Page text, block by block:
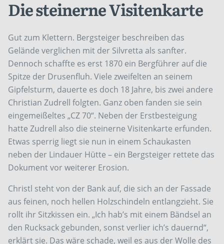
Die steinerne Visitenkarte
Gut zum Klettern. Bergsteiger beschreiben das
Gelände verglichen mit der Silvretta als sanfter.
Dennoch schaffte es erst 1870 ein Bergführer auf die
Spitze der Drusenfluh. Viele zweifelten an seinem
Gipfelsturm, dauerte es doch 18 Jahre, bis zwei andere
Christian Zudrell folgten. Ganz oben fanden sie sein
eingemeißeltes „CZ 70“. Neben der Erstbesteigung
hatte Zudrell also die steinerne Visitenkarte erfunden.
Etwas sperrig liegt sie nun in einem Schaukasten
neben der Lindauer Hütte – ein Bergsteiger rettete das
Dokument vor weiterer Erosion.
Christl steht von der Bank auf, die sich an der Fassade
aus feinen, noch hellen Holzschindeln entlangzieht. Sie
rollt ihr Sitzkissen ein. „Ich hab’s mit einem Bändsel an
den Rucksack gebunden, sonst verlier ich’s dauernd“,
erklärt sie. Das wäre schade, weil es aus der Wolle des